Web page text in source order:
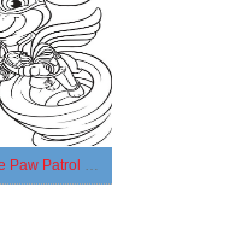
Tekenen Skye Paw Patrol gratis simpel